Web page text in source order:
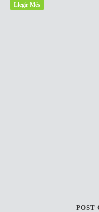
Llegir Més
POST